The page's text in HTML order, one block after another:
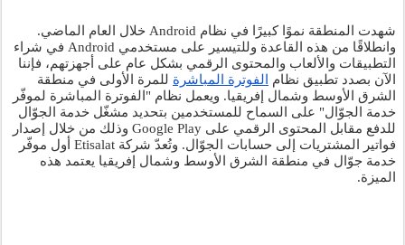
الآن بصدد تطبيق نظام
الفوترة المباشرة
الميزة.